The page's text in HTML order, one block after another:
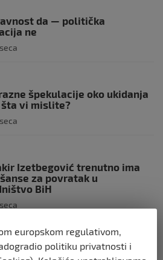
da — politička
ne
špekulacije oko ukidanja
šta vi mislite?
Izetbegović trenutno ima
za povratak u
BiH
Federalnog ministarstva
europskom regulativom,
politiku privatnosti i